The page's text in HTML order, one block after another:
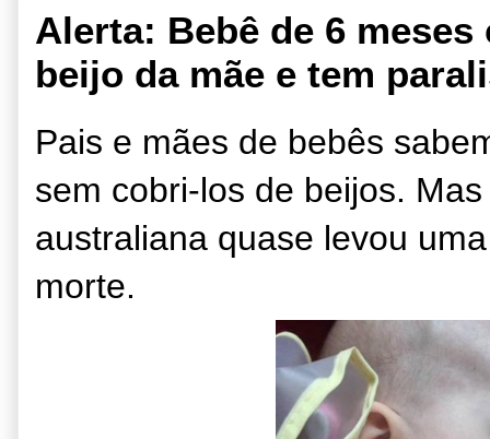
Alerta: Bebê de 6
beijo da mãe e tem
Pais e mães de bebês
sem cobri-los de beijos.
australiana quase levou
morte.